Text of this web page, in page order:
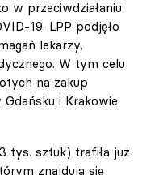
w przeciwdziałaniu
19. LPP podjęło
lekarzy,
W tym celu
na zakup
i Krakowie.
tys. sztuk) trafiła już
znajdują się